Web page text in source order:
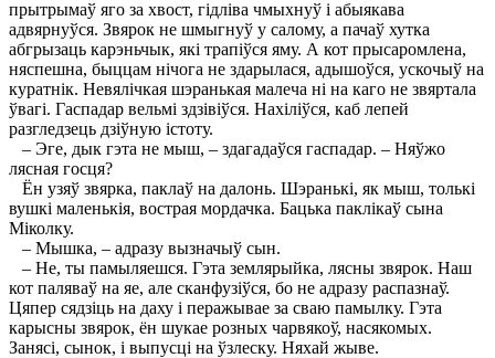
прытрымаў яго за хвост, гідліва чмыхнуў і абыякава
адвярнуўся. Звярок не шмыгнуў у салому, а пачаў хутка
абгрызаць карэньчык, які трапіўся яму. А кот прысаромлена,
няспешна, быццам нічога не здарылася, адышоўся, ускочыў на
куратнік. Невялічкая шэранькая малеча ні на каго не звяртала
ўвагі. Гаспадар вельмі здзівіўся. Нахіліўся, каб лепей
разгледзець дзіўную істоту.
– Эге, дык гэта не мыш, – здагадаўся гаспадар. – Няўжо
лясная госця?
Ён узяў звярка, паклаў на далонь. Шэранькі, як мыш, толькі
вушкі маленькія, вострая мордачка. Бацька паклікаў сына
Міколку.
– Мышка, – адразу вызначыў сын.
– Не, ты памыляешся. Гэта землярыйка, лясны звярок. Наш
кот паляваў на яе, але сканфузіўся, бо не адразу распазнаў.
Цяпер сядзіць на даху і перажывае за сваю памылку. Гэта
карысны звярок, ён шукае розных чарвякоў, насякомых.
Занясі, сынок, і выпусці на ўзлеску. Няхай жыве.